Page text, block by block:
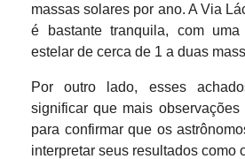
massas solares por ano. A Via
é bastante tranquila, com
estelar de cerca de 1 a duas
Por outro lado, esses
significar que mais observações
para confirmar que os
interpretar seus resultados como